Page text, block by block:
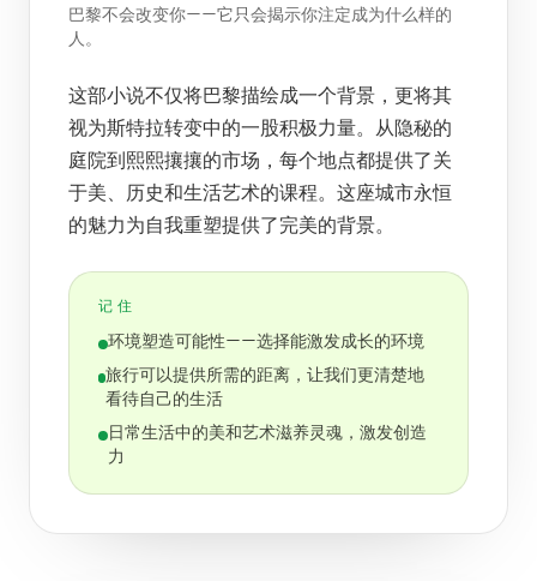
巴黎不会改变你——它只会揭示你注定成为什么样的
人。
这部小说不仅将巴黎描绘成一个背景，更将其
视为斯特拉转变中的一股积极力量。从隐秘的
庭院到熙熙攘攘的市场，每个地点都提供了关
于美、历史和生活艺术的课程。这座城市永恒
的魅力为自我重塑提供了完美的背景。
记住
环境塑造可能性——选择能激发成长的环境
旅行可以提供所需的距离，让我们更清楚地
看待自己的生活
日常生活中的美和艺术滋养灵魂，激发创造
力